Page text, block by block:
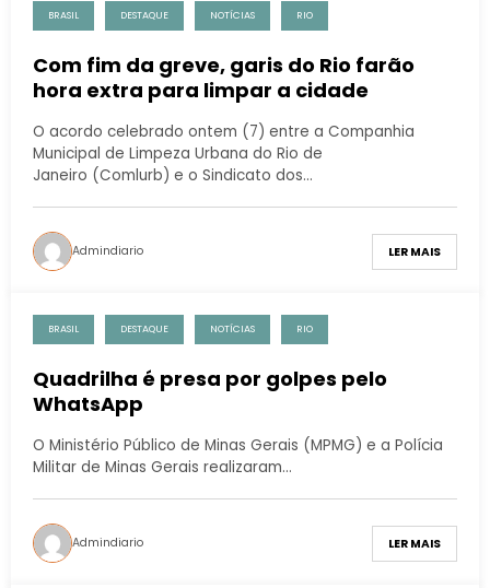
BRASIL DESTAQUE NOTÍCIAS RIO
Com fim da greve, garis do Rio farão
hora extra para limpar a cidade
O acordo celebrado ontem (7) entre a Companhia
Municipal de Limpeza Urbana do Rio de
Janeiro (Comlurb) e o Sindicato dos…
Admindiario LER MAIS
BRASIL DESTAQUE NOTÍCIAS RIO
Quadrilha é presa por golpes pelo
WhatsApp
O Ministério Público de Minas Gerais (MPMG) e a Polícia
Militar de Minas Gerais realizaram…
Admindiario LER MAIS